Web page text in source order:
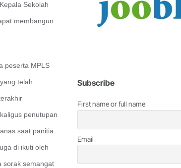
Sekolah
membangun
peserta MPLS
telah
penutupan
saat panitia
di ikuti oleh
sorak semangat
Subscribe
First name or full name
Email